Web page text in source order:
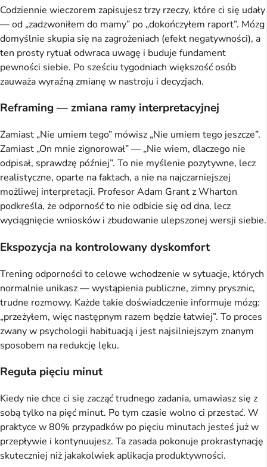
Codziennie wieczorem zapisujesz trzy rzeczy, które ci się udały
— od „zadzwoniłem do mamy” po „dokończyłem raport”. Mózg
domyślnie skupia się na zagrożeniach (efekt negatywności), a
ten prosty rytuał odwraca uwagę i buduje fundament
pewności siebie. Po sześciu tygodniach większość osób
zauważa wyraźną zmianę w nastroju i decyzjach.
Reframing — zmiana ramy interpretacyjnej
Zamiast „Nie umiem tego” mówisz „Nie umiem tego jeszcze”.
Zamiast „On mnie zignorował” — „Nie wiem, dlaczego nie
odpisał, sprawdzę później”. To nie myślenie pozytywne, lecz
realistyczne, oparte na faktach, a nie na najczarniejszej
możliwej interpretacji. Profesor Adam Grant z Wharton
podkreśla, że odporność to nie odbicie się od dna, lecz
wyciągnięcie wniosków i zbudowanie ulepszonej wersji siebie.
Ekspozycja na kontrolowany dyskomfort
Trening odporności to celowe wchodzenie w sytuacje, których
normalnie unikasz — wystąpienia publiczne, zimny prysznic,
trudne rozmowy. Każde takie doświadczenie informuje mózg:
„przeżyłem, więc następnym razem będzie łatwiej”. To proces
zwany w psychologii habituacją i jest najsilniejszym znanym
sposobem na redukcję lęku.
Reguła pięciu minut
Kiedy nie chce ci się zacząć trudnego zadania, umawiasz się z
sobą tylko na pięć minut. Po tym czasie wolno ci przestać. W
praktyce w 80% przypadków po pięciu minutach jesteś już w
przepływie i kontynuujesz. Ta zasada pokonuje prokrastynację
skuteczniej niż jakakolwiek aplikacja produktywności.